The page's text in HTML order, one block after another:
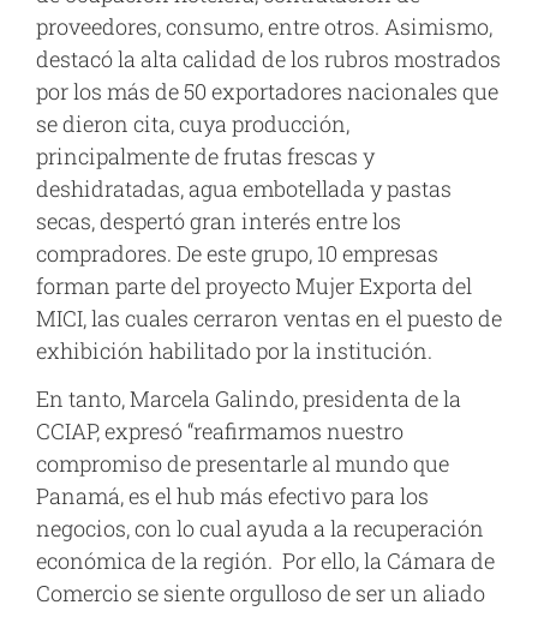
proveedores, consumo, entre otros. Asimismo,
destacó la alta calidad de los rubros mostrados
por los más de 50 exportadores nacionales que
se dieron cita, cuya producción,
principalmente de frutas frescas y
deshidratadas, agua embotellada y pastas
secas, despertó gran interés entre los
compradores. De este grupo, 10 empresas
forman parte del proyecto Mujer Exporta del
MICI, las cuales cerraron ventas en el puesto de
exhibición habilitado por la institución.
En tanto, Marcela Galindo, presidenta de la
CCIAP, expresó “reafirmamos nuestro
compromiso de presentarle al mundo que
Panamá, es el hub más efectivo para los
negocios, con lo cual ayuda a la recuperación
económica de la región. Por ello, la Cámara de
Comercio se siente orgulloso de ser un aliado